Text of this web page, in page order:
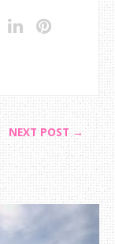
NEXT POST →